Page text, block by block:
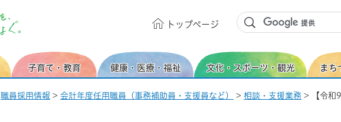
トップページ
子育て・教育 健康・医療・福祉 文化・スポーツ・観光 まち
職員採用情報 > 会計年度任用職員（事務補助員・支援員など） > 相談・支援業務 > 【令和